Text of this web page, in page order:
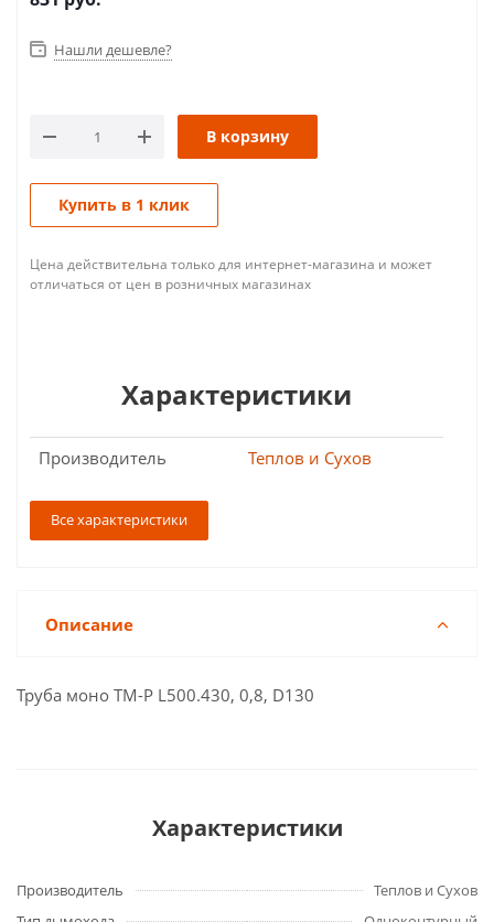
Нашли дешевле?
В корзину
Купить в 1 клик
Цена действительна только для интернет-магазина и может
отличаться от цен в розничных магазинах
Характеристики
Производитель Теплов и Сухов
Все характеристики
Описание
Труба моно ТМ-Р L500.430, 0,8, D130
Характеристики
Производитель
Теплов и Сухов